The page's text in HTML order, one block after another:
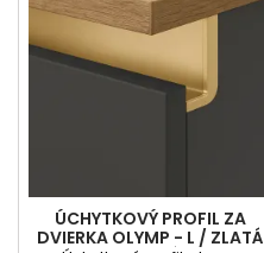
ÚCHYTKOVÝ PROFIL ZA
DVIERKA OLYMP - L / ZLATÁ